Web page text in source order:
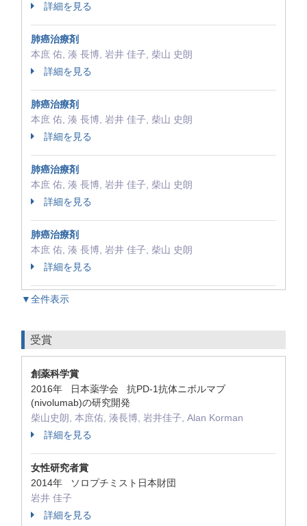
詳細を見る
肺癌治療剤
本庶 佑, 湊 長博, 岩井 佳子, 柴山 史朗
詳細を見る
肺癌治療剤
本庶 佑, 湊 長博, 岩井 佳子, 柴山 史朗
詳細を見る
肺癌治療剤
本庶 佑, 湊 長博, 岩井 佳子, 柴山 史朗
詳細を見る
肺癌治療剤
本庶 佑, 湊 長博, 岩井 佳子, 柴山 史朗
詳細を見る
▼全件表示
受賞
創薬科学賞
2016年 日本薬学会 抗PD-1抗体ニボルマブ
(nivolumab)の研究開発
柴山史朗, 本庶佑, 湊長博, 岩井佳子, Alan Korman
詳細を見る
女性研究者賞
2014年 ソロプチミスト日本財団
岩井 佳子
詳細を見る